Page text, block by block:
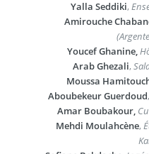
Yalla Seddiki,
Amirouche
Youcef Ghanine,
Arab Ghezali,
Moussa
Aboubekeur Guerdoud,
Amar Boubakour,
Mehdi Moulahcène,